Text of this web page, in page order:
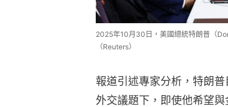
2025年10月30日，美國總統特朗普（
（Reuters）
報道引述專家分析，特朗
外交議題下，即使他希望